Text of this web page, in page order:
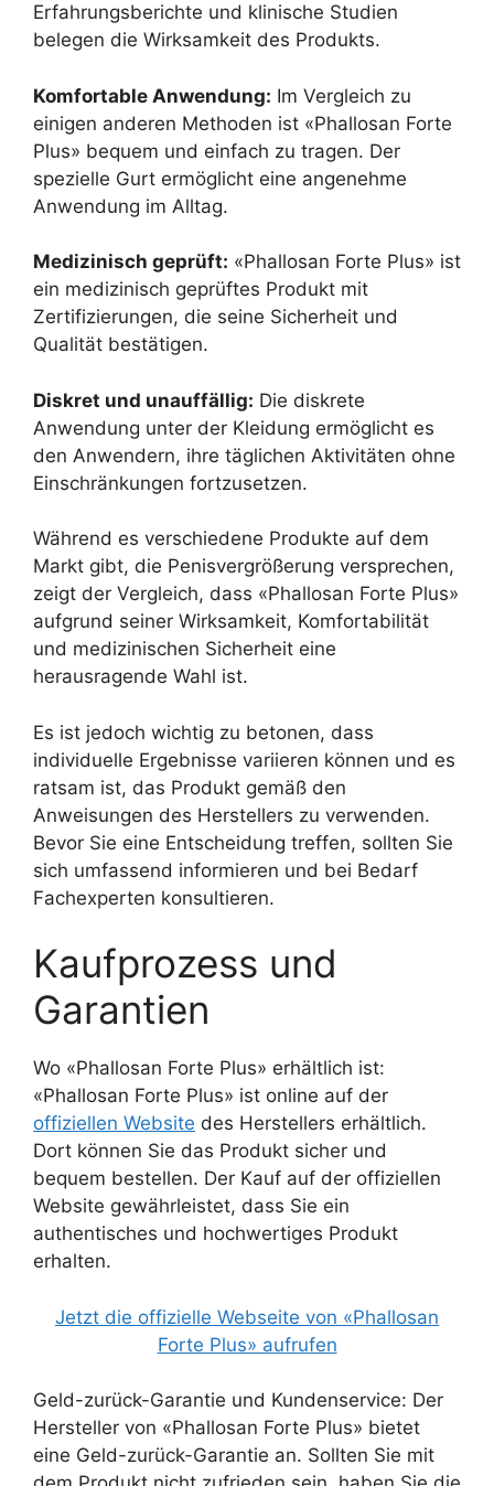
Erfahrungsberichte und klinische Studien
belegen die Wirksamkeit des Produkts.
Komfortable Anwendung: Im Vergleich zu
einigen anderen Methoden ist «Phallosan Forte
Plus» bequem und einfach zu tragen. Der
spezielle Gurt ermöglicht eine angenehme
Anwendung im Alltag.
Medizinisch geprüft: «Phallosan Forte Plus» ist
ein medizinisch geprüftes Produkt mit
Zertifizierungen, die seine Sicherheit und
Qualität bestätigen.
Diskret und unauffällig: Die diskrete
Anwendung unter der Kleidung ermöglicht es
den Anwendern, ihre täglichen Aktivitäten ohne
Einschränkungen fortzusetzen.
Während es verschiedene Produkte auf dem
Markt gibt, die Penisvergrößerung versprechen,
zeigt der Vergleich, dass «Phallosan Forte Plus»
aufgrund seiner Wirksamkeit, Komfortabilität
und medizinischen Sicherheit eine
herausragende Wahl ist.
Es ist jedoch wichtig zu betonen, dass
individuelle Ergebnisse variieren können und es
ratsam ist, das Produkt gemäß den
Anweisungen des Herstellers zu verwenden.
Bevor Sie eine Entscheidung treffen, sollten Sie
sich umfassend informieren und bei Bedarf
Fachexperten konsultieren.
Kaufprozess und
Garantien
Wo «Phallosan Forte Plus» erhältlich ist:
«Phallosan Forte Plus» ist online auf der
offiziellen Website des Herstellers erhältlich.
Dort können Sie das Produkt sicher und
bequem bestellen. Der Kauf auf der offiziellen
Website gewährleistet, dass Sie ein
authentisches und hochwertiges Produkt
erhalten.
Jetzt die offizielle Webseite von «Phallosan
Forte Plus» aufrufen
Geld-zurück-Garantie und Kundenservice: Der
Hersteller von «Phallosan Forte Plus» bietet
eine Geld-zurück-Garantie an. Sollten Sie mit